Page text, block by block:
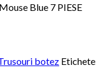
Blue 7 PIESE
botez